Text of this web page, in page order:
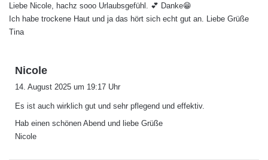
t
:
Liebe Nicole, hachz sooo Urlaubsgefühl. 💕 Danke😁
Ich habe trockene Haut und ja das hört sich echt gut an. Liebe Grüße
Tina
Nicole
t
:
14. August 2025 um 19:17 Uhr
Es ist auch wirklich gut und sehr pflegend und effektiv.
Hab einen schönen Abend und liebe Grüße
Nicole